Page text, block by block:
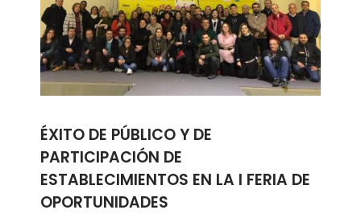
ÉXITO DE PÚBLICO Y DE
PARTICIPACIÓN DE
ESTABLECIMIENTOS EN LA I FERIA DE
OPORTUNIDADES